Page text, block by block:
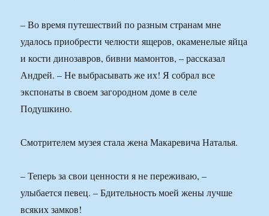
– Во время путешествий по разным странам мне
удалось приобрести челюсти ящеров, окаменелые яйца
и кости динозавров, бивни мамонтов, – рассказал
Андрей. – Не выбрасывать же их! Я собрал все
экспонаты в своем загородном доме в селе
Подушкино.
Смотрителем музея стала жена Макаревича Наталья.
– Теперь за свои ценности я не переживаю, –
улыбается певец. – Бдительность моей жены лучше
всяких замков!